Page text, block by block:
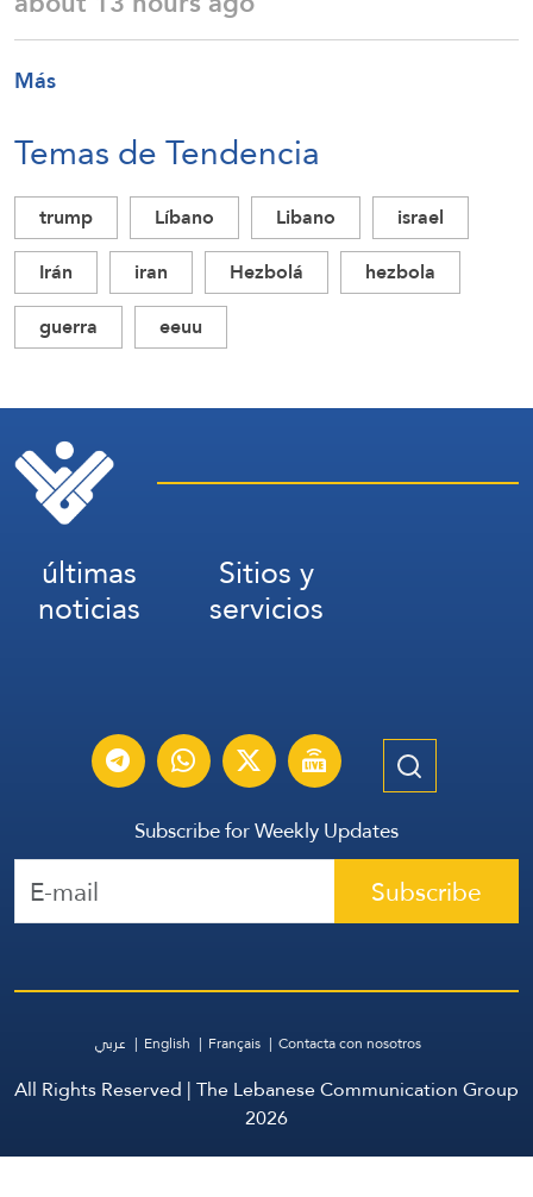
Más
Temas de Tendencia
trump Líbano Libano
israel
Irán
iran Hezbolá
hezbola
guerra
eeuu
últimas
noticias
Sitios y
servicios
Subscribe for Weekly Updates
Subscribe
عربي English Français Contacta con nosotros
All Rights Reserved | The Lebanese Communication Group
2026